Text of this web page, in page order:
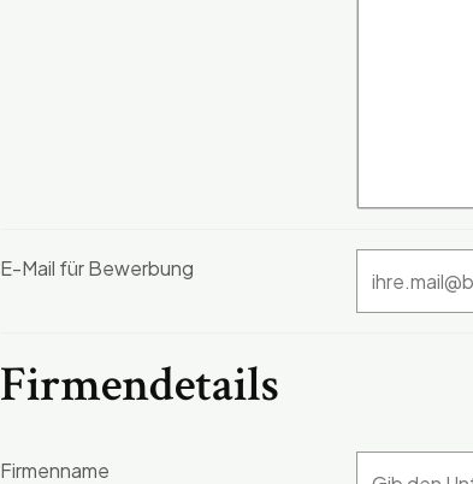
E-Mail für Bewerbung
Firmendetails
Firmenname